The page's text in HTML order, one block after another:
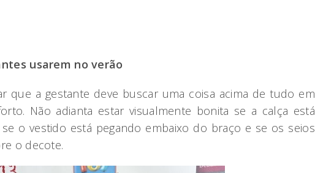
usarem no verão
que a gestante deve buscar uma coisa acima de tudo em
Não adianta estar visualmente bonita se a calça está
o vestido está pegando embaixo do braço e se os seios
o decote.